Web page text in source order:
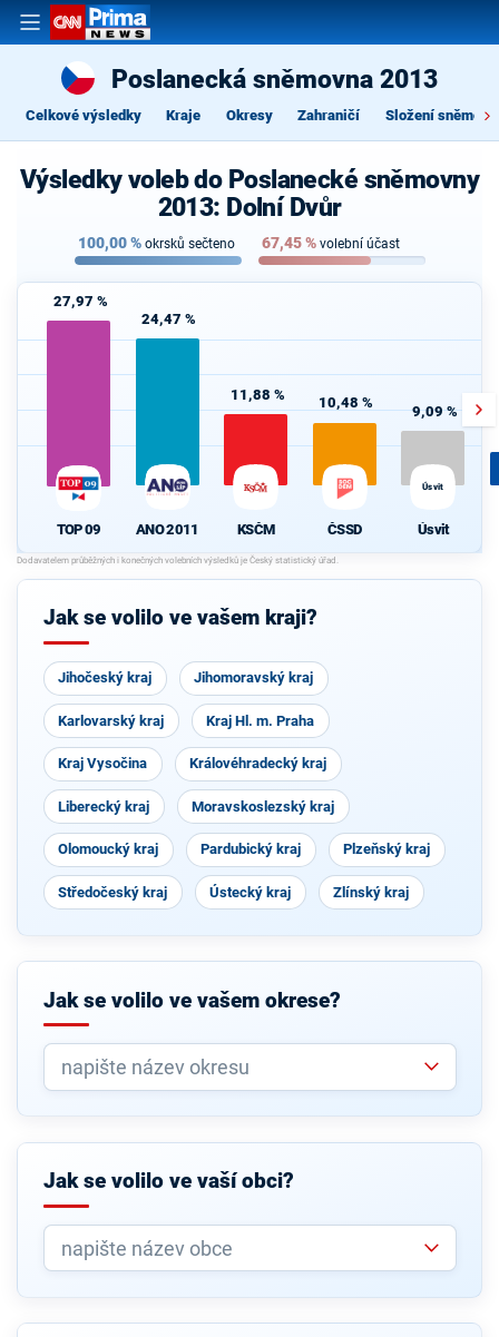
Poslanecká sněmovna 2013
Celkové výsledky Kraje Okresy Zahraničí Složení
Výsledky voleb do Poslanecké sněmovny
2013: Dolní Dvůr
100,00% okrsků sečteno 67,45% volební účast
27,97 %
TOP 09
24,47 %
ANO 2011
11,88 %
KSČM
10,48 %
ČSSD
9,09 %
Úsvit
Úsvit
Jak se volilo ve vašem kraji?
Jihočeský kraj Jihomoravský kraj
Karlovarský kraj Kraj Hl. m. Praha
Kraj Vysočina Královéhradecký kraj
Liberecký kraj Moravskoslezský kraj
Olomoucký kraj Pardubický kraj Plzeňský kraj
Středočeský kraj Ústecký kraj Zlínský kraj
Jak se volilo ve vašem okrese?
Jak se volilo ve vaší obci?